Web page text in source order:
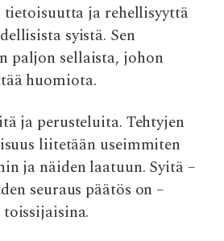
ja rehellisyyttä
syistä. Sen
paljon sellaista, johon
huomiota.
ja perusteluita. Tehtyjen
liitetään useimmiten
ja näiden laatuun. Syitä –
seuraus päätös on –